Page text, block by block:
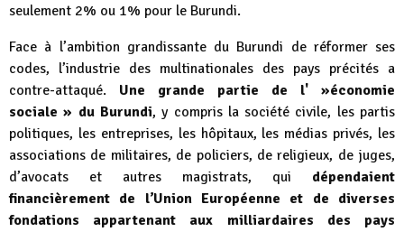
seulement 2% ou 1% pour le Burundi.
Face à l’ambition grandissante du Burundi de réformer ses
codes, l’industrie des multinationales des pays précités a
contre-attaqué. Une grande partie de l' »économie
sociale » du Burundi, y compris la société civile, les partis
politiques, les entreprises, les hôpitaux, les médias privés, les
associations de militaires, de policiers, de religieux, de juges,
d’avocats et autres magistrats, qui dépendaient
financièrement de l’Union Européenne et de diverses
fondations appartenant aux milliardaires des pays